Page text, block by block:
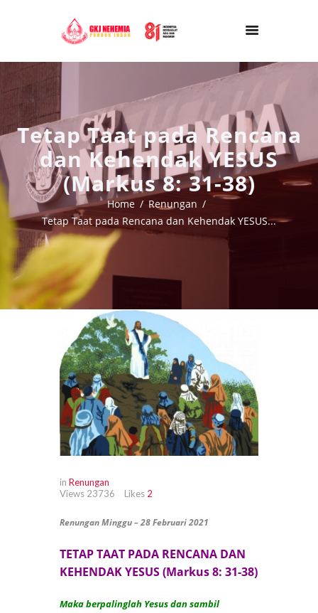
Tetap Taat pada Rencana
dan Kehendak YESUS
(Markus 8: 31-38)
Home
Renungan
Tetap Taat pada Rencana dan Kehendak YESUS...
in Renungan
Views 23736 Likes 2
Renungan Minggu – 28 Februari 2021
TETAP TAAT PADA RENCANA DAN
KEHENDAK YESUS (Markus 8: 31-38)
Maka berpalinglah Yesus dan sambil